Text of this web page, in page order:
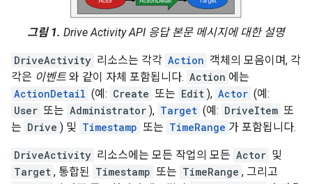
그림 1. Drive Activity API 응답 본문 메시지에 대한 설명
DriveActivity 리소스는 각각 Action 객체의 모음이며, 각
각은 이벤트와 같이 자체 포함됩니다. Action 에는
ActionDetail (예: Create 또는 Edit ), Actor (예:
User 또는 Administrator ), Target (예: DriveItem 또
는 Drive ) 및 Timestamp 또는 TimeRange 가 포함됩니다.
DriveActivity 리소스에는 모든 작업의 모든 Actor 및
Target , 통합된 Timestamp 또는 TimeRange , 그리고